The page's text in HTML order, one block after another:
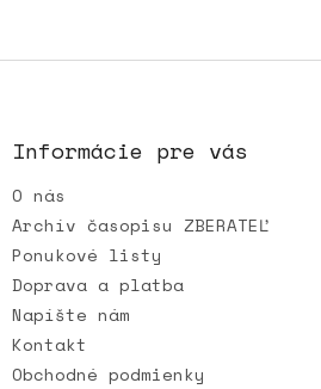
Z
i
e
Informácie pre vás
O nás
Archív časopisu ZBERATEĽ
Ponukové listy
Doprava a platba
Napíšte nám
Kontakt
Obchodné podmienky